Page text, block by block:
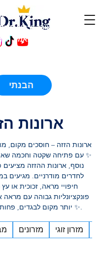
ניילון! אין שום סיכון! 4.8/5
טובות גם בגוגל וגם
(עוגיות) לצורך שיפור
ניתוח תנועה, התאמת
הבנתי
ארונות
ארונות הזזה – חוסכים מקום,
✨ עם פתיחה שקטה וחכמה
נוסף, ארונות ההזזה
לחדרים מודרניים. מגיעים
חיפויי מראה, זכוכית או
פונקציונליות גבוהה עם מראה
✨ יותר מקום לבגדים, פחות עומס בחדר.
מזרונים מזרון זוגי